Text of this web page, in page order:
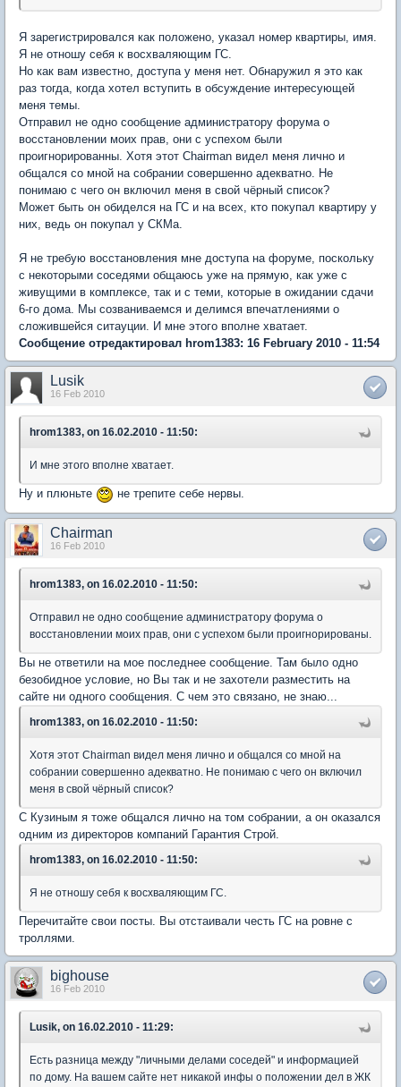
Я зарегистрировался как положено, указал номер квартиры, имя.
Я не отношу себя к восхваляющим ГС.
Но как вам известно, доступа у меня нет. Обнаружил я это как
раз тогда, когда хотел вступить в обсуждение интересующей
меня темы.
Отправил не одно сообщение администратору форума о
восстановлении моих прав, они с успехом были
проигнорированны. Хотя этот Chairman видел меня лично и
общался со мной на собрании совершенно адекватно. Не
понимаю с чего он включил меня в свой чёрный список?
Может быть он обиделся на ГС и на всех, кто покупал квартиру у
них, ведь он покупал у СКМа.
Я не требую восстановления мне доступа на форуме, поскольку
с некоторыми соседями общаюсь уже на прямую, как уже с
живущими в комплексе, так и с теми, которые в ожидании сдачи
6-го дома. Мы созваниваемся и делимся впечатлениями о
сложившейся ситауции. И мне этого вполне хватает.
Сообщение отредактировал hrom1383: 16 February 2010 - 11:54
Lusik
16 Feb 2010
hrom1383, on 16.02.2010 - 11:50:
И мне этого вполне хватает.
Ну и плюньте не трепите себе нервы.
Chairman
16 Feb 2010
hrom1383, on 16.02.2010 - 11:50:
Отправил не одно сообщение администратору форума о
восстановлении моих прав, они с успехом были проигнорированы.
Вы не ответили на мое последнее сообщение. Там было одно
безобидное условие, но Вы так и не захотели разместить на
сайте ни одного сообщения. С чем это связано, не знаю...
hrom1383, on 16.02.2010 - 11:50:
Хотя этот Chairman видел меня лично и общался со мной на
собрании совершенно адекватно. Не понимаю с чего он включил
меня в свой чёрный список?
С Кузиным я тоже общался лично на том собрании, а он оказался
одним из директоров компаний Гарантия Строй.
hrom1383, on 16.02.2010 - 11:50:
Я не отношу себя к восхваляющим ГС.
Перечитайте свои посты. Вы отстаивали честь ГС на ровне с
троллями.
bighouse
16 Feb 2010
Lusik, on 16.02.2010 - 11:29:
Есть разница между "личными делами соседей" и информацией
по дому. На вашем сайте нет никакой инфы о положении дел в ЖК